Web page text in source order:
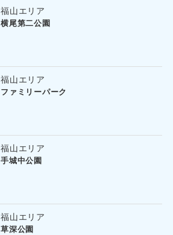
福山エリア
横尾第二公園
福山エリア
ファミリーパーク
福山エリア
手城中公園
福山エリア
草深公園